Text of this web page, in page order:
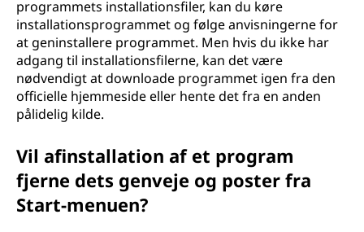
programmets installationsfiler, kan du køre
installationsprogrammet og følge anvisningerne for
at geninstallere programmet. Men hvis du ikke har
adgang til installationsfilerne, kan det være
nødvendigt at downloade programmet igen fra den
officielle hjemmeside eller hente det fra en anden
pålidelig kilde.
Vil afinstallation af et program
fjerne dets genveje og poster fra
Start-menuen?